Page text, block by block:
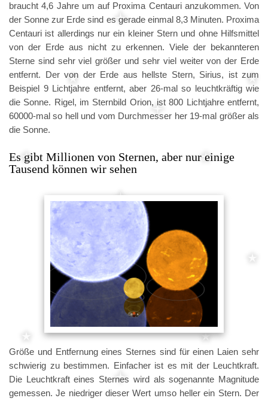
braucht 4,6 Jahre um auf Proxima Centauri anzukommen. Von
der Sonne zur Erde sind es gerade einmal 8,3 Minuten. Proxima
Centauri ist allerdings nur ein kleiner Stern und ohne Hilfsmittel
von der Erde aus nicht zu erkennen. Viele der bekannteren
Sterne sind sehr viel größer und sehr viel weiter von der Erde
entfernt. Der von der Erde aus hellste Stern, Sirius, ist zum
Beispiel 9 Lichtjahre entfernt, aber 26-mal so leuchtkräftig wie
die Sonne. Rigel, im Sternbild Orion, ist 800 Lichtjahre entfernt,
60000-mal so hell und vom Durchmesser her 19-mal größer als
die Sonne.
Es gibt Millionen von Sternen, aber nur einige
Tausend können wir sehen
Größe und Entfernung eines Sternes sind für einen Laien sehr
schwierig zu bestimmen. Einfacher ist es mit der Leuchtkraft.
Die Leuchtkraft eines Sternes wird als sogenannte Magnitude
gemessen. Je niedriger dieser Wert umso heller ein Stern. Der